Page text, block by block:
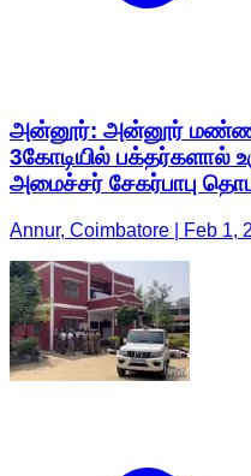
அன்னூர்: அன்னூர்
3கோடியில் பக்தர்களால்
அமைச்சர் சேகர்பாபு
Annur, Coimbatore | Feb 1,